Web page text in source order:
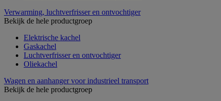
Verwarming, luchtverfrisser en ontvochtiger
Bekijk de hele productgroep
Elektrische kachel
Gaskachel
Luchtverfrisser en ontvochtiger
Oliekachel
Wagen en aanhanger voor industrieel transport
Bekijk de hele productgroep